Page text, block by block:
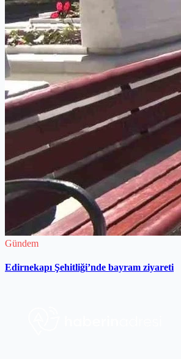
Gündem
Edirnekapı Şehitliği’nde bayram ziyareti